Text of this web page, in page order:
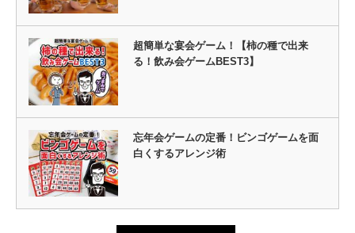
超簡単な宴会ゲーム！【柿の種で出来
る！飲み会ゲームBEST3】
忘年会ゲームの定番！ビンゴゲームを面
白くするアレンジ術